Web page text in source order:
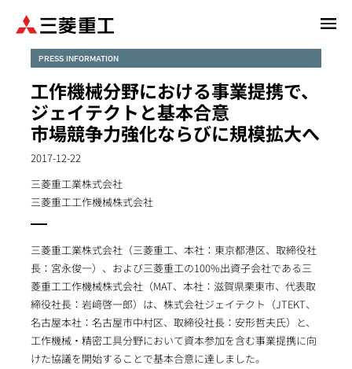
PRESS INFORMATION
工作機械分野における事業提携で、
ジェイテクトと基本合意
市場競争力強化ならびに規模拡大へ
2017-12-22
三菱重工業株式会社
三菱重工工作機械株式会社
三菱重工業株式会社（三菱重工、本社：東京都港区、取締役社
長：宮永俊一）、および三菱重工の100%出資子会社である三
菱重工工作機械株式会社（MAT、本社：滋賀県栗東市、代表取
締役社長：岩﨑啓一郎）は、株式会社ジェイテクト（JTEKT、
名古屋本社：名古屋市中村区、取締役社長：安形哲夫氏）と、
工作機械・精密工具分野において資本参加を含む事業提携に向
けた協議を開始することで基本合意に達しました。